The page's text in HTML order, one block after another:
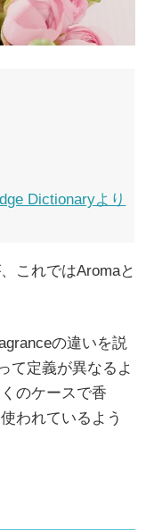
Dictionaryより
これではAromaと
の違いを説
て定義が異なるよ
のケースで香
われているよう